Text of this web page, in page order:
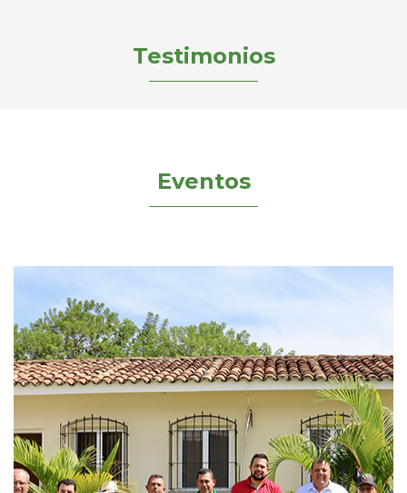
Testimonios
Eventos